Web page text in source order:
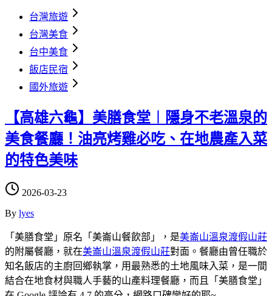
台灣旅遊
台灣美食
台中美食
飯店民宿
國外旅遊
【高雄六龜】美膳食堂︱隱身不老溫泉的
美食餐廳！油亮烤雞必吃、在地農產入菜
的特色美味
2026-03-23
By lyes
「美膳食堂」原名「美崙山餐飲部」，是美崙山溫泉渡假山莊
的附屬餐廳，就在美崙山溫泉渡假山莊對面。餐廳由曾任職於
知名飯店的主廚回鄉執掌，用最熟悉的土地風味入菜，是一間
結合在地食材與職人手藝的山產料理餐廳，而且「美膳食堂」